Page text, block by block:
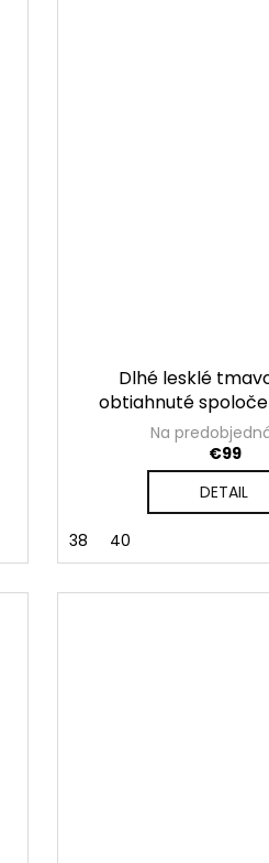
Dlhé lesklé
obtiahnuté
Na
€99
DETAIL
38 40